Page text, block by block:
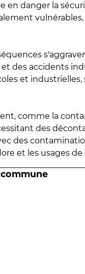
en danger la
vulnérables,
des accidents
et industrielles,
comme la
des
des
et les usages de